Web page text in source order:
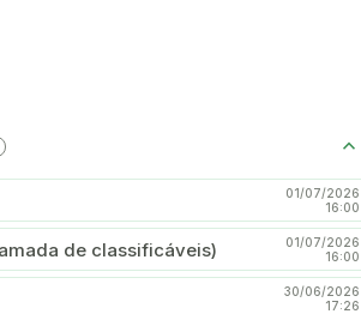
01/07/2026
16:00
de classificáveis)
01/07/2026
16:00
30/06/2026
17:26